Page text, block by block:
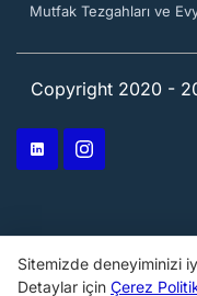
Mutfak Tezgahları ve
Copyright 2020 -
Sitemizde deneyiminizi
Detaylar için Çerez